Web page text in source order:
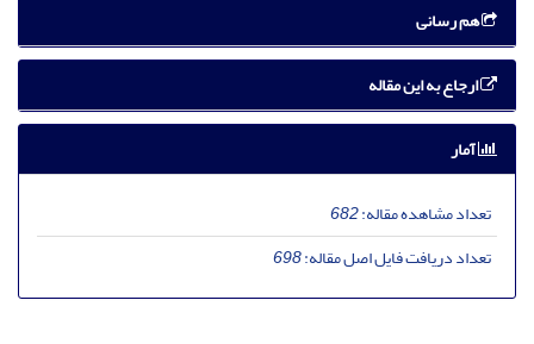
هم رسانی
ارجاع به این مقاله
آمار
تعداد مشاهده مقاله:682
تعداد دریافت فایل اصل مقاله:698